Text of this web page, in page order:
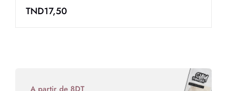
TND13,00